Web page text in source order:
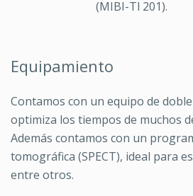
(MIBI-Tl 201).
Equipamiento
Contamos con un equipo de
optimiza los tiempos de muchos
Además contamos con un
tomográfica (SPECT), ideal para
entre otros.